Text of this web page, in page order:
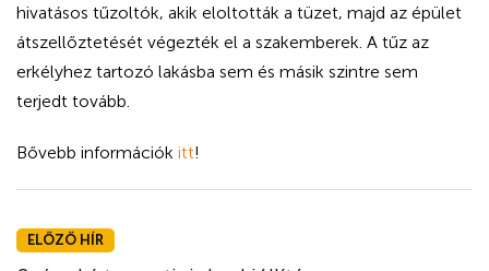
hivatásos tűzoltók, akik eloltották a tüzet, majd az épület
átszellőztetését végezték el a szakemberek. A tűz az
erkélyhez tartozó lakásba sem és másik szintre sem
terjedt tovább.
Bővebb információk itt!
ELŐZŐ HÍR